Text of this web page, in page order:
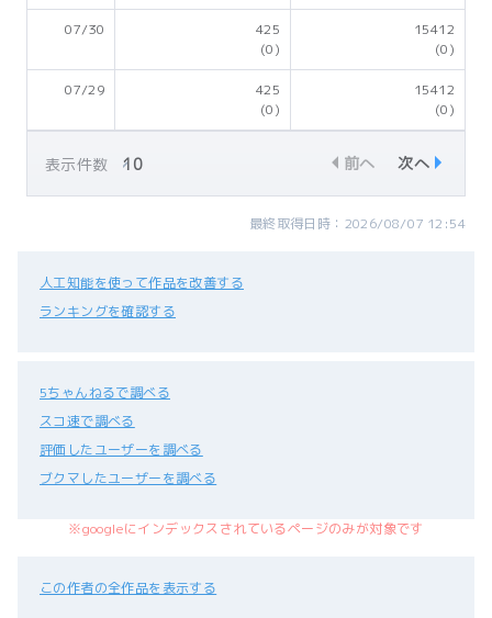
07/30
425
(0)
15412
(0)
07/29
425
(0)
15412
(0)
表示件数 前へ 次へ
最終取得日時：2026/08/07 12:54
人工知能を使って作品を改善する
ランキングを確認する
5ちゃんねるで調べる
スコ速で調べる
評価したユーザーを調べる
ブクマしたユーザーを調べる
※googleにインデックスされているページのみが対象です
この作者の全作品を表示する